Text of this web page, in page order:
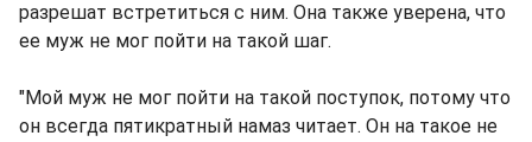
разрешат встретиться с ним. Она также уверена, что
ее муж не мог пойти на такой шаг.
"Мой муж не мог пойти на такой поступок, потому что
он всегда пятикратный намаз читает. Он на такое не